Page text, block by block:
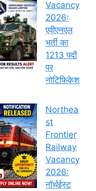
Vacancy
2026:
एवीएनएल
भर्ती का
1213 पदों
पर
नोटिफिकेश
Northea
st
Frontier
Railway
Vacancy
2026:
नॉर्थईस्ट